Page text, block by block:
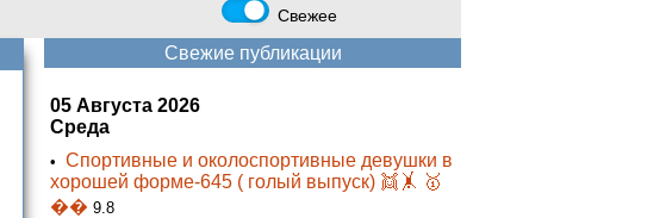
Свежее
Свежие публикации
05 Августа 2026
Среда
• Спортивные и околоспортивные девушки в
хорошей форме-645 ( голый выпуск) 👯‍🤸 🥇
�� 9.8